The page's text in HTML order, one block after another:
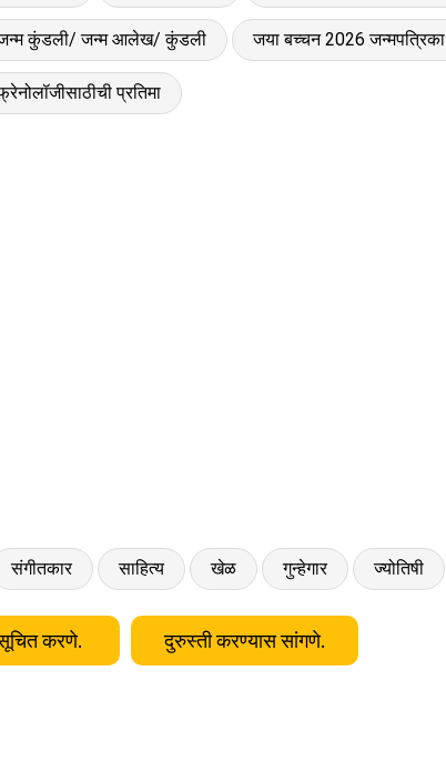
कुंडली/ जन्म आलेख/ कुंडली जया बच्चन 2026 जन्मपत्रिका
प्रतिमा
संगीतकार साहित्य खेळ गुन्हेगार ज्योतिषी
करणे. दुरुस्ती करण्यास सांगणे.